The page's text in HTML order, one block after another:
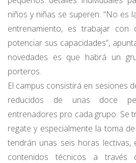
niños y niñas se superen. “No es
entrenamiento, es trabajar con
potenciar sus capacidades”,
novedades es que habrá un
porteros.
El campus consistirá en sesiones
reducidos de unas doce
entrenadores pro cada grupo. Se
regate y especialmente la toma
tendrán unas seis horas lectivas,
contenidos técnicos a través